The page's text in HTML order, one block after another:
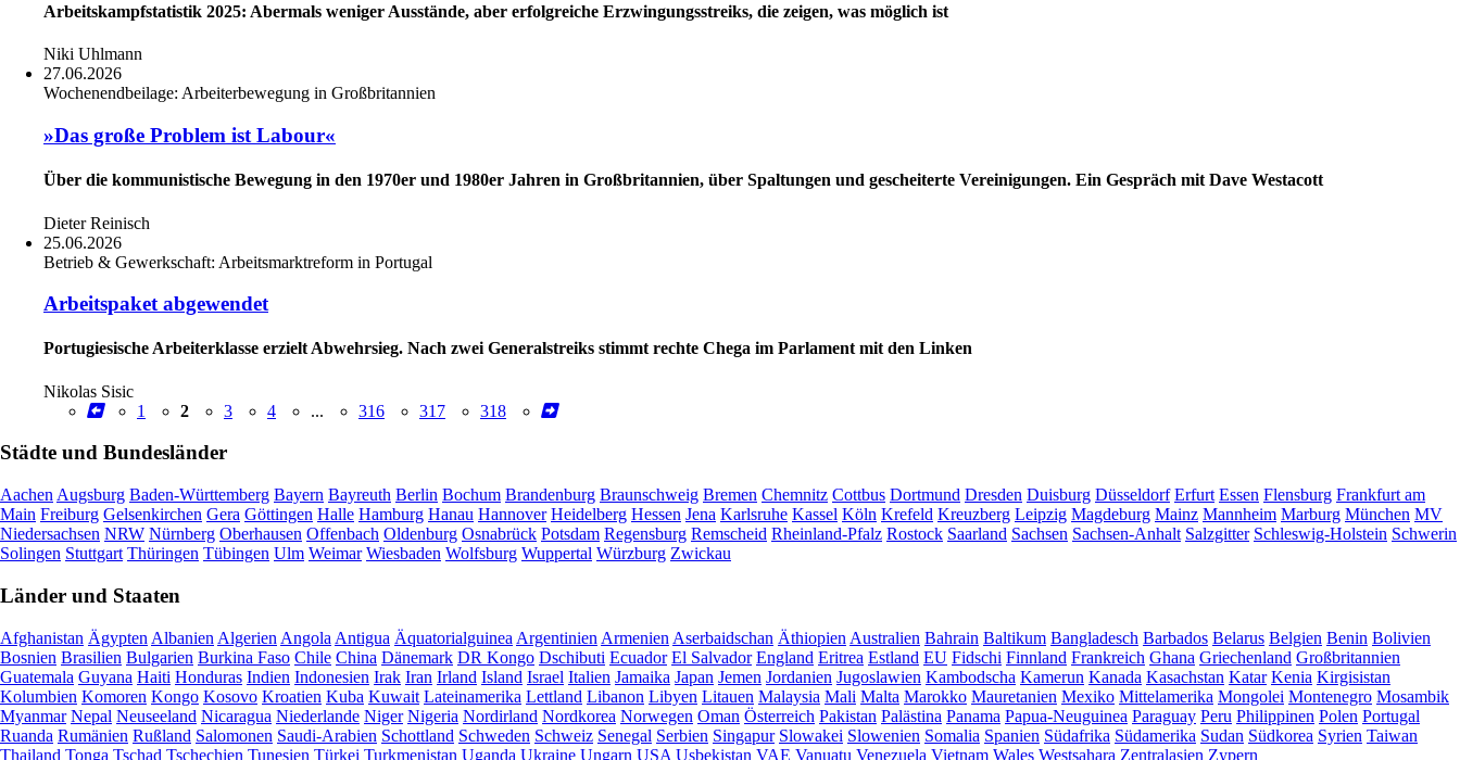
Arbeitskampfstatistik 2025: Abermals weniger Ausstände, aber erfolgreiche Erzwingungsstreiks, die zeigen, was möglich ist
Niki Uhlmann
27.06.2026
Wochenendbeilage: Arbeiterbewegung in Großbritannien
»Das große Problem ist Labour«
Über die kommunistische Bewegung in den 1970er und 1980er Jahren in Großbritannien, über Spaltungen und gescheiterte Vereinigungen. Ein Gespräch mit Dave Westacott
Dieter Reinisch
25.06.2026
Betrieb & Gewerkschaft: Arbeitsmarktreform in Portugal
Arbeitspaket abgewendet
Portugiesische Arbeiterklasse erzielt Abwehrsieg. Nach zwei Generalstreiks stimmt rechte Chega im Parlament mit den Linken
Nikolas Sisic
1
2 3 4 ... 316 317 318
Städte und Bundesländer
Aachen Augsburg Baden-Württemberg Bayern Bayreuth Berlin Bochum Brandenburg Braunschweig Bremen Chemnitz Cottbus Dortmund Dresden Duisburg Düsseldorf Erfurt Essen Flensburg Frankfurt am
Main Freiburg Gelsenkirchen Gera Göttingen Halle Hamburg Hanau Hannover Heidelberg Hessen Jena Karlsruhe Kassel Köln Krefeld Kreuzberg Leipzig Magdeburg Mainz Mannheim Marburg München MV
Niedersachsen NRW Nürnberg Oberhausen Offenbach Oldenburg Osnabrück Potsdam Regensburg Remscheid Rheinland-Pfalz Rostock Saarland Sachsen Sachsen-Anhalt Salzgitter Schleswig-Holstein Schwerin
Solingen Stuttgart Thüringen Tübingen Ulm Weimar Wiesbaden Wolfsburg Wuppertal Würzburg Zwickau
Länder und Staaten
Afghanistan Ägypten Albanien Algerien Angola Antigua Äquatorialguinea Argentinien Armenien Aserbaidschan Äthiopien Australien Bahrain Baltikum Bangladesch Barbados Belarus Belgien Benin Bolivien
Bosnien Brasilien Bulgarien Burkina Faso Chile China Dänemark DR Kongo Dschibuti Ecuador El Salvador England Eritrea Estland EU Fidschi Finnland Frankreich Ghana Griechenland Großbritannien
Guatemala Guyana Haiti Honduras Indien Indonesien Irak Iran Irland Island Israel Italien Jamaika Japan Jemen Jordanien Jugoslawien Kambodscha Kamerun Kanada Kasachstan Katar Kenia Kirgisistan
Kolumbien Komoren Kongo Kosovo Kroatien Kuba Kuwait Lateinamerika Lettland Libanon Libyen Litauen Malaysia Mali Malta Marokko Mauretanien Mexiko Mittelamerika Mongolei Montenegro Mosambik
Myanmar Nepal Neuseeland Nicaragua Niederlande Niger Nigeria Nordirland Nordkorea Norwegen Oman Österreich Pakistan Palästina Panama Papua-Neuguinea Paraguay Peru Philippinen Polen Portugal
Ruanda Rumänien Rußland Salomonen Saudi-Arabien Schottland Schweden Schweiz Senegal Serbien Singapur Slowakei Slowenien Somalia Spanien Südafrika Südamerika Sudan Südkorea Syrien Taiwan
Thailand Tonga Tschad Tschechien Tunesien Türkei Turkmenistan Uganda Ukraine Ungarn USA Usbekistan VAE Vanuatu Venezuela Vietnam Wales Westsahara Zentralasien Zypern